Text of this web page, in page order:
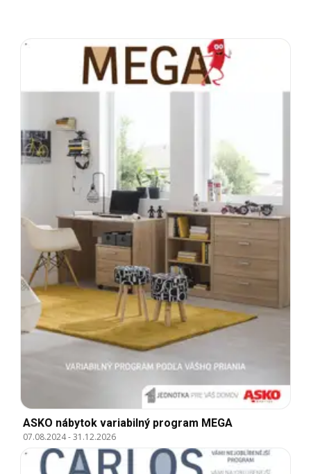
ASKO nábytok variabilný program MEGA
07.08.2024-31.12.2026